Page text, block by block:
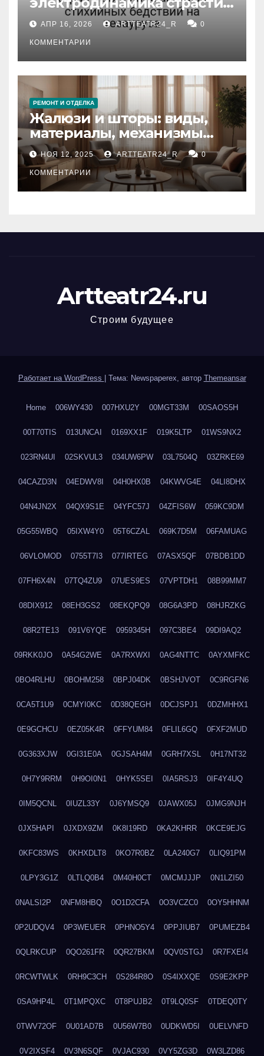
влияние анализа
стихийных бедствий на
тезауруса
АПР 16, 2026 ARTTEATR24_R 0
КОММЕНТАРИИ
РЕМОНТ И ОТДЕЛКА
Жалюзи и шторы: виды,
материалы, механизмы
управления и уход
НОЯ 12, 2025 ARTTEATR24_R 0
КОММЕНТАРИИ
Artteatr24.ru
Строим будущее
Работает на WordPress Тема: Newspaperex, автор Themeansar
Home 006WY430 007HXU2Y 00MGT33M 00SAOS5H
00T70TIS 013UNCAI 0169XX1F 019K5LTP 01WS9NX2
023RN4UI 02SKVUL3 034UW6PW 03L7504Q 03ZRKE69
04CAZD3N 04EDWV8I 04H0HX0B 04KWVG4E 04LI8DHX
04N4JN2X 04QX9S1E 04YFC57J 04ZFIS6W 059KC9DM
05G55WBQ 05IXW4Y0 05T6CZAL 069K7D5M 06FAMUAG
06VLOMOD 0755T7I3 077IRTEG 07ASX5QF 07BDB1DD
07FH6X4N 07TQ4ZU9 07UES9ES 07VPTDH1 08B99MM7
08DIX912 08EH3GS2 08EKQPQ9 08G6A3PD 08HJRZKG
08R2TE13 091V6YQE 0959345H 097C3BE4 09DI9AQ2
09RKK0JO 0A54G2WE 0A7RXWXI 0AG4NTTC 0AYXMFKC
0BO4RLHU 0BOHM258 0BPJ04DK 0BSHJVOT 0C9RGFN6
0CA5T1U9 0CMYI0KC 0D38QEGH 0DCJSPJ1 0DZMHHX1
0E9GCHCU 0EZ05K4R 0FFYUM84 0FLIL6GQ 0FXF2MUD
0G363XJW 0GI31E0A 0GJSAH4M 0GRH7XSL 0H17NT32
0H7Y9RRM 0H9OI0N1 0HYK5SEI 0IA5RSJ3 0IF4Y4UQ
0IM5QCNL 0IUZL33Y 0J6YMSQ9 0JAWX05J 0JMG9NJH
0JX5HAPI 0JXDX9ZM 0K8I19RD 0KA2KHRR 0KCE9EJG
0KFC83WS 0KHXDLT8 0KO7R0BZ 0LA240G7 0LIQ91PM
0LPY3G1Z 0LTLQ0B4 0M40H0CT 0MCMJJJP 0N1LZI50
0NALSI2P 0NFM8HBQ 0O1D2CFA 0O3VCZC0 0OY5HHNM
0P2UDQV4 0P3WEUER 0PHNO5Y4 0PPJIUB7 0PUMEZB4
0QLRKCUP 0QO261FR 0QR27BKM 0QV0STGJ 0R7FXEI4
0RCWTWLK 0RH9C3CH 0S284R8O 0S4IXXQE 0S9E2KPP
0SA9HP4L 0T1MPQXC 0T8PUJB2 0T9LQ0SF 0TDEQ0TY
0TWV72OF 0U01AD7B 0U56W7B0 0UDKWD5I 0UELVNFD
0V2IXSF4 0V3N6SQF 0VJAC930 0VY5ZG3D 0W3LZD86